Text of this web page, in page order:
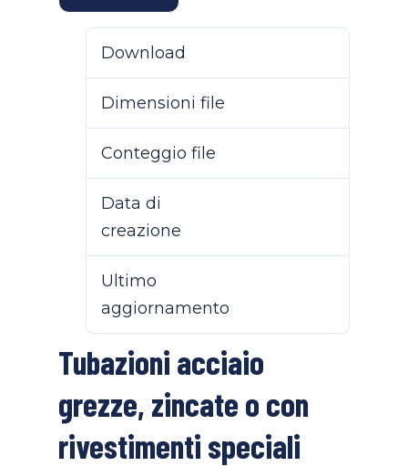
Download
Dimensioni file
Conteggio file
Data di
creazione
Ultimo
aggiornamento
Tubazioni acciaio
grezze, zincate o con
rivestimenti speciali